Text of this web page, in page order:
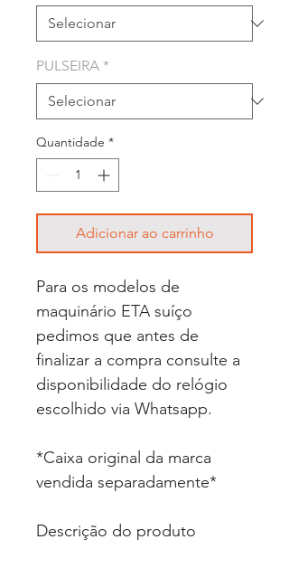
PULSEIRA *
Quantidade *
Adicionar ao carrinho
Para os modelos de
maquinário ETA suíço
pedimos que antes de
finalizar a compra consulte a
disponibilidade do relógio
escolhido via Whatsapp.
*Caixa original da marca
vendida separadamente*
Descrição do produto